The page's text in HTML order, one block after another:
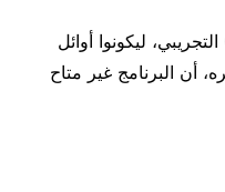
ووجهت سامسونج الدعوة لمستخدمي سلسلة Galaxy S23 للانضمام إلى برنامج One UI 6 التجريبي، ليكونوا أوائل
أن البرنامج غير متاح